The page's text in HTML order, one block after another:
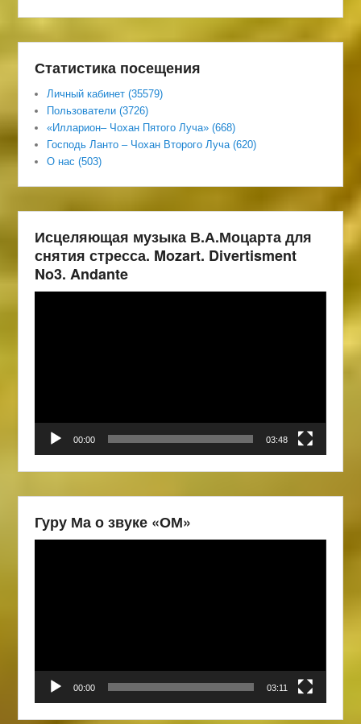
Статистика посещения
Личный кабинет (35579)
Пользователи (3726)
«Илларион– Чохан Пятого Луча» (668)
Господь Ланто – Чохан Второго Луча (620)
О нас (503)
Исцеляющая музыка В.А.Моцарта для
снятия стресса. Mozart. Divertisment
No3. Andante
00:00 03:48
Гуру Ма о звуке «ОМ»
00:00 03:11